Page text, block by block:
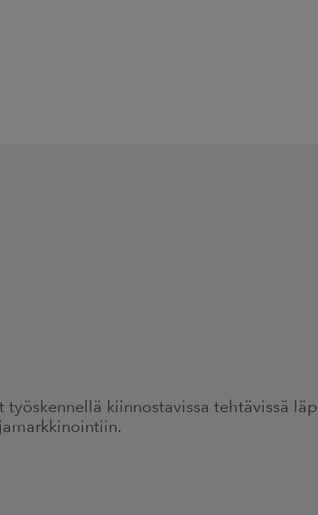
kiinnostavissa tehtävissä